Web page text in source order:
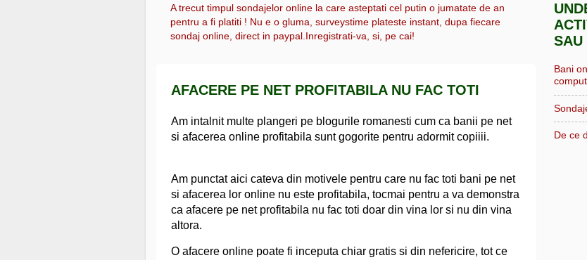
A trecut timpul sondajelor online la care asteptati cel putin o jumatate de an
pentru a fi platiti ! Nu e o gluma, surveystime plateste instant, dupa fiecare
sondaj online, direct in paypal.Inregistrati-va, si, pe cai!
AFACERE PE NET PROFITABILA NU FAC TOTI
Am intalnit multe plangeri pe blogurile romanesti cum ca banii pe net
si afacerea online profitabila sunt gogorite pentru adormit copiiii.
Am punctat aici cateva din motivele pentru care nu fac toti bani pe net
si afacerea lor online nu este profitabila, tocmai pentru a va demonstra
ca afacere pe net profitabila nu fac toti doar din vina lor si nu din vina
altora.
O afacere online poate fi inceputa chiar gratis si din nefericire, tot ce
SAU
Bani
De ce